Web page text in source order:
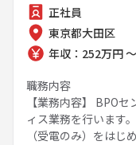
正社員
東京都大田区
年収：252万円
職務内容
【業務内容】 BPO
ィス業務を行います
（受電のみ）をは